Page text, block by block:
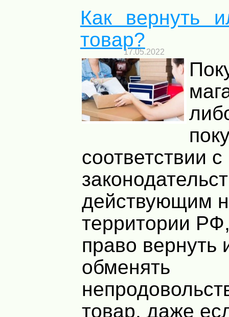
Как вернуть
товар?
17.05.2022
соответствии с
действующим
территории
право вернуть
обменять
товар, даже